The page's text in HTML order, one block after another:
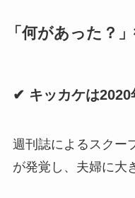
「何があった？
✔ キッカケは2020
週刊誌によるスクー
が発覚し、夫婦に大